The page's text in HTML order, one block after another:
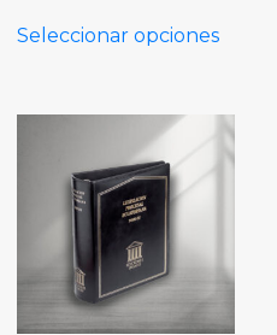
Seleccionar opciones